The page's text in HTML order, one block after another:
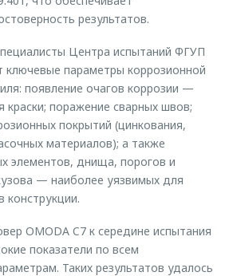
результатов.
Центра испытаний ФГУП
параметры коррозионной
появление очагов коррозии —
краски; поражение сварных швов;
покрытий (цинкования,
материалов); а также
элементов, днища, порогов и
— наиболее уязвимых для
конструкции.
OMODA C7 к середине испытания
показатели по всем
Таких результатов удалось